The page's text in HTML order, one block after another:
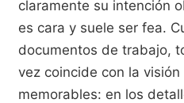
claramente su intención
es cara y suele ser fea.
documentos de trabajo,
vez coincide con la
memorables: en los